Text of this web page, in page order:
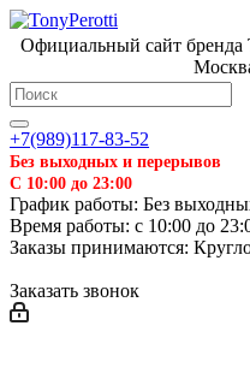
Официальный сайт
+7(989)117-83-52
Без выходных и перерывов
С 10:00 до 23:00
График работы: Без
Время работы: с 10:00 до
Заказы принимаются:
Заказать звонок